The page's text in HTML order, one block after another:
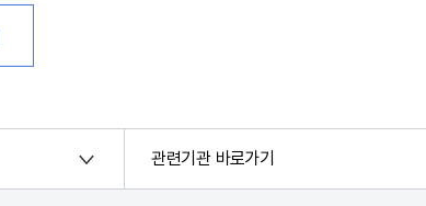
관련기관 바로가기